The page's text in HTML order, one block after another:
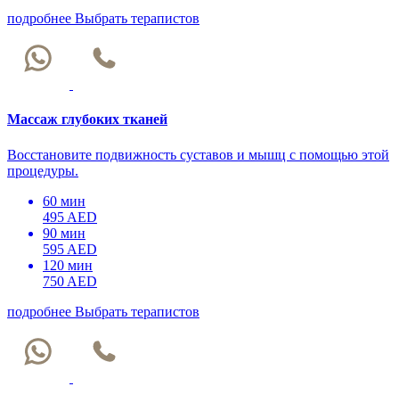
подробнее Выбрать терапистов
Массаж глубоких тканей
Восстановите подвижность суставов и мышц с помощью этой
процедуры.
60 мин
495 AED
90 мин
595 AED
120 мин
750 AED
подробнее Выбрать терапистов